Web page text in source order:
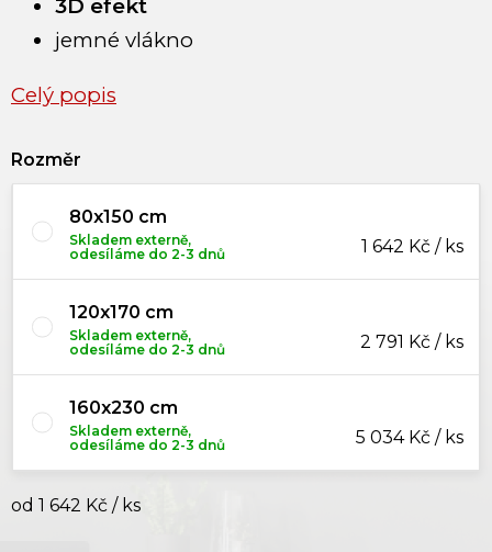
3D efekt
jemné vlákno
Celý popis
Rozměr
80x150 cm
Skladem externě,
odesíláme do 2-3 dnů
1 642 Kč / ks
120x170 cm
Skladem externě,
odesíláme do 2-3 dnů
2 791 Kč / ks
160x230 cm
Skladem externě,
odesíláme do 2-3 dnů
5 034 Kč / ks
od 1 642 Kč / ks